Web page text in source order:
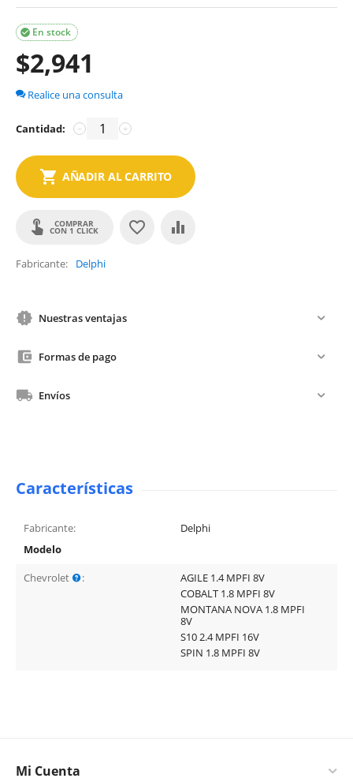
En stock

$2,941
Realice una consulta
Cantidad: +
−
AÑADIR AL CARRITO
COMPRAR
CON 1 CLICK
Fabricante Delphi
Nuestras ventajas
Formas de pago
Envíos
Características
Fabricante:
Delphi
Modelo
Chevrolet
:
AGILE 1.4 MPFI 8V
COBALT 1.8 MPFI 8V
MONTANA NOVA 1.8 MPFI
8V
S10 2.4 MPFI 16V
SPIN 1.8 MPFI 8V
Mi Cuenta